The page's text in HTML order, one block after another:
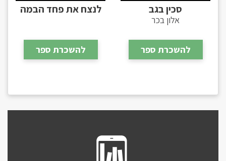
סכין בגב
אלון בכר
להשכרת ספר
לנצח את פחד הבמה
להשכרת ספר